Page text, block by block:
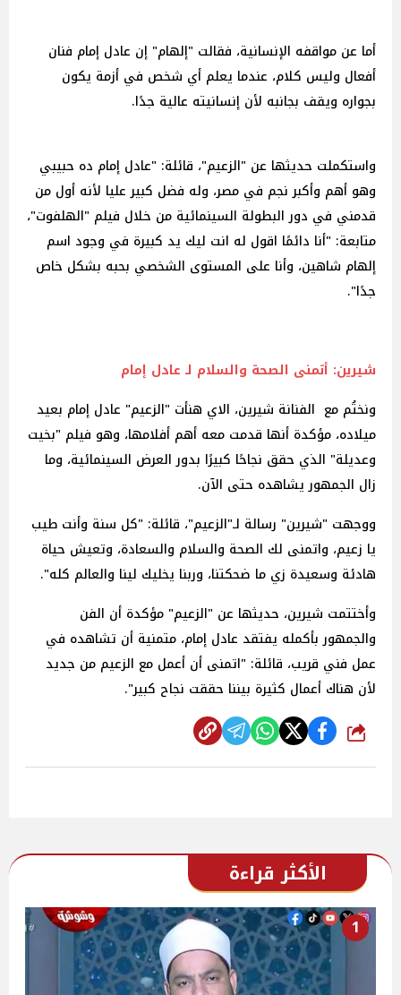
أما عن مواقفه الإنسانية، فقالت "إلهام" إن عادل إمام فنان
أفعال وليس كلام، عندما يعلم أي شخص في أزمة يكون
بجواره ويقف بجانبه لأن إنسانيته عالية جدًا.
واستكملت حديثها عن "الزعيم"، قائلة: "عادل إمام ده حبيبي
وهو أهم وأكبر نجم في مصر، وله فضل كبير عليا لأنه أول من
قدمني في دور البطولة السينمائية من خلال فيلم "الهلفوت"،
متابعة: "أنا دائمًا اقول له انت ليك يد كبيرة في وجود اسم
إلهام شاهين، وأنا على المستوى الشخصي بحبه بشكل خاص
جدًا".
شيرين: أتمنى الصحة والسلام لـ عادل إمام
ونختُم مع الفنانة شيرين، الاي هنأت "الزعيم" عادل إمام بعيد
ميلاده، مؤكدة أنها قدمت معه أهم أفلامها، وهو فيلم "بخيت
وعديلة" الذي حقق نجاحًا كبيرًا بدور العرض السينمائية، وما
زال الجمهور يشاهده حتى الآن.
ووجهت "شيرين" رسالة لـ"الزعيم"، قائلة: "كل سنة وأنت طيب
يا زعيم، واتمنى لك الصحة والسلام والسعادة، وتعيش حياة
هادئة وسعيدة زي ما ضحكتنا، وربنا يخليك لينا والعالم كله".
وأختتمت شيرين، حديثها عن "الزعيم" مؤكدة أن الفن
والجمهور بأكمله يفتقد عادل إمام، متمنية أن تشاهده في
عمل فني قريب، قائلة: "اتمنى أن أعمل مع الزعيم من جديد
لأن هناك أعمال كثيرة بيننا حققت نجاح كبير".
شارك
الأكثر قراءة
1